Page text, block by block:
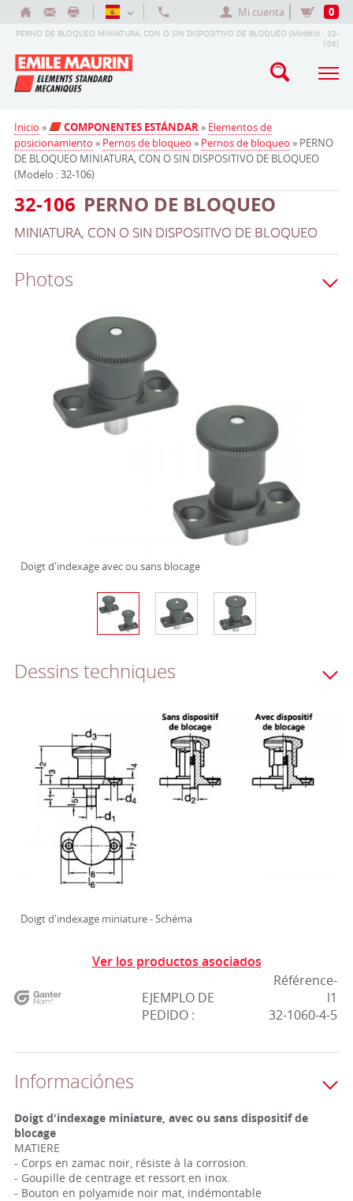
Mi cuenta 0
PERNO DE BLOQUEO MINIATURA, CON O SIN DISPOSITIVO DE BLOQUEO (Modelo : 32-
106)
Inicio » COMPONENTES ESTÁNDAR» Elementos de
posicionamiento » Pernos de bloqueo » Pernos de bloqueo » PERNO
DE BLOQUEO MINIATURA, CON O SIN DISPOSITIVO DE BLOQUEO
(Modelo : 32-106)
32-106 PERNO DE BLOQUEO
MINIATURA, CON O SIN DISPOSITIVO DE BLOQUEO
Photos
Doigt d'indexage avec ou sans blocage
Dessins techniques
Doigt d'indexage miniature - Schéma
Ver los productos asociados
EJEMPLO DE
PEDIDO :
Référence-
l1
32-1060-4-5
Informaciónes
Doigt d'indexage miniature, avec ou sans dispositif de
blocage
MATIERE
- Corps en zamac noir, résiste à la corrosion.
- Goupille de centrage et ressort en inox.
- Bouton en polyamide noir mat, indémontable